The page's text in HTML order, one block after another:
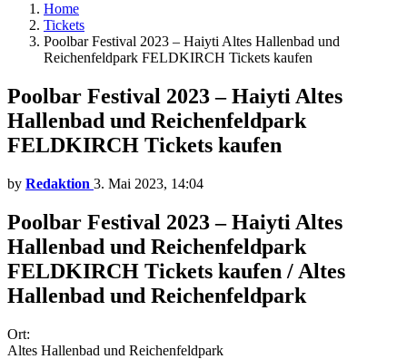
Home
Tickets
Poolbar Festival 2023 – Haiyti Altes Hallenbad und
Reichenfeldpark FELDKIRCH Tickets kaufen
Poolbar Festival 2023 – Haiyti Altes
Hallenbad und Reichenfeldpark
FELDKIRCH Tickets kaufen
by Redaktion 3. Mai 2023, 14:04
Poolbar Festival 2023 – Haiyti Altes
Hallenbad und Reichenfeldpark
FELDKIRCH Tickets kaufen / Altes
Hallenbad und Reichenfeldpark
Ort:
Altes Hallenbad und Reichenfeldpark